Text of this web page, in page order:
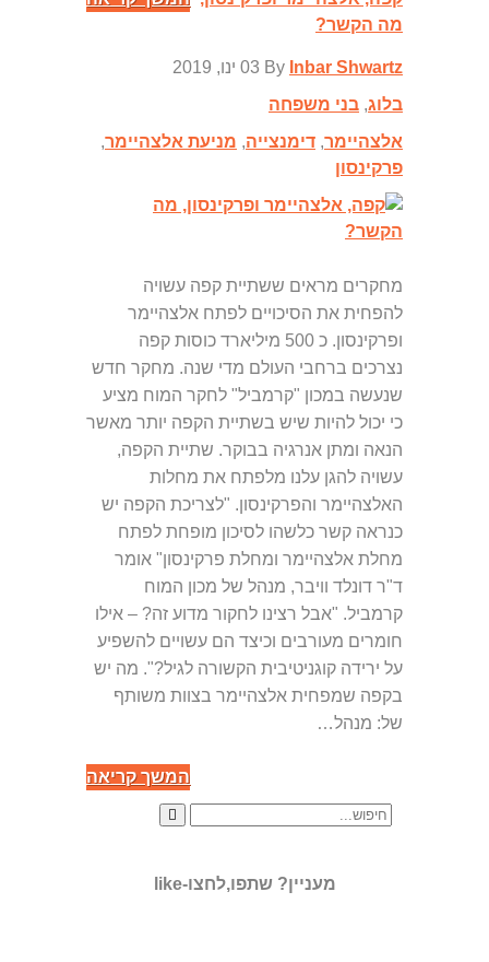
מה הקשר?
By Inbar Shwartz
03 ינו, 2019
בלוג, בני משפחה
אלצהיימר, דימנצייה, מניעת אלצהיימר,
פרקינסון
מחקרים מראים ששתיית קפה עשויה
להפחית את הסיכויים לפתח אלצהיימר
ופרקינסון. כ 500 מיליארד כוסות קפה
נצרכים ברחבי העולם מדי שנה. מחקר חדש
שנעשה במכון "קרמביל" לחקר המוח מציע
כי יכול להיות שיש בשתיית הקפה יותר מאשר
הנאה ומתן אנרגיה בבוקר. שתיית הקפה,
עשויה להגן עלנו מלפתח את מחלות
האלצהיימר והפרקינסון. "לצריכת הקפה יש
כנראה קשר כלשהו לסיכון מופחת לפתח
מחלת אלצהיימר ומחלת פרקינסון" אומר
ד"ר דונלד וויבר, מנהל של מכון המוח
קרמביל. "אבל רצינו לחקור מדוע זה? – אילו
חומרים מעורבים וכיצד הם עשויים להשפיע
על ירידה קוגניטיבית הקשורה לגיל?". מה יש
בקפה שמפחית אלצהיימר בצוות משותף
של: מנהל…
המשך קריאה
מעניין? שתפו,לחצו-like